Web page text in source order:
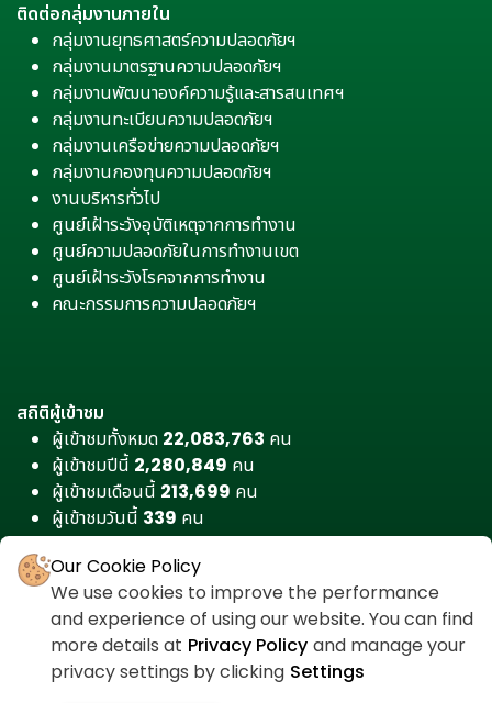
ติดต่อกลุ่มงานภายใน
กลุ่มงานยุทธศาสตร์ความปลอดภัยฯ
กลุ่มงานมาตรฐานความปลอดภัยฯ
กลุ่มงานพัฒนาองค์ความรู้และสารสนเทศฯ
กลุ่มงานทะเบียนความปลอดภัยฯ
กลุ่มงานเครือข่ายความปลอดภัยฯ
กลุ่มงานกองทุนความปลอดภัยฯ
งานบริหารทั่วไป
ศูนย์เฝ้าระวังอุบัติเหตุจากการทำงาน
ศูนย์ความปลอดภัยในการทำงานเขต
ศูนย์เฝ้าระวังโรคจากการทำงาน
คณะกรรมการความปลอดภัยฯ
สถิติผู้เข้าชม
ผู้เข้าชมทั้งหมด 22,083,763 คน
ผู้เข้าชมปีนี้ 2,280,849 คน
ผู้เข้าชมเดือนนี้ 213,699 คน
ผู้เข้าชมวันนี้ 339 คน
Our Cookie Policy
We use cookies to improve the performance
and experience of using our website. You can find
more details at Privacy Policy and manage your
privacy settings by clicking Settings